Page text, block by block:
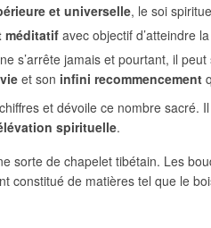
et universelle, le soi
méditatif avec objectif d’atteindre la
s’arrête jamais et pourtant, il
et son infini recommencement
et dévoile ce nombre sacré.
spirituelle.
sorte de chapelet tibétain. Les
constitué de matières tel que le